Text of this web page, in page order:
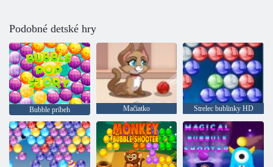
Podobné detské hry
Bubble príbeh Mačiatko Strelec bublinky HD